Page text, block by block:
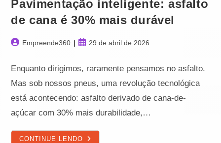
Pavimentação inteligente: asfalto
de cana é 30% mais durável
AutorEmpreende360
Post29 de abril de 2026
Enquanto dirigimos, raramente pensamos no asfalto.
Mas sob nossos pneus, uma revolução tecnológica
está acontecendo: asfalto derivado de cana-de-
açúcar com 30% mais durabilidade,…
CONTINUE LENDO PAVIMENTAÇÃO